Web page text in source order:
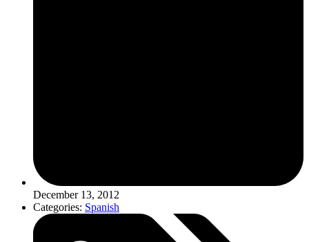
December 13, 2012
Categories: Spanish